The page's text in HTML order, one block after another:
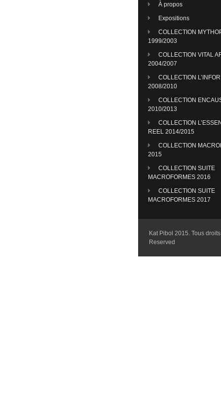
À propos
Expositions
COLLECTION
1999/2003
COLLECTION VITAL
2004/2007
COLLECTION
2008/2010
COLLECTION
2010/2013
COLLECTION
REEL 2014/2015
COLLECTION
2015
COLLECTION SUITE
MACROFORMES 2016
COLLECTION SUITE
MACROFORMES 2017
Kat Pibol 2015. Tous
Reserved